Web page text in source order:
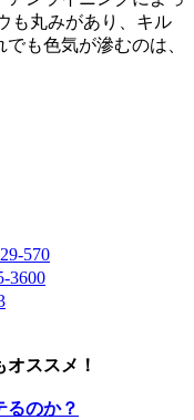
も丸みがあり、キル
も色気が滲むのは、
570
3600
ススメ！
のか？